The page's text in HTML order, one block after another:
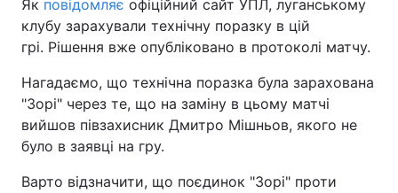
Як повідомляє офіційний сайт УПЛ, луганському
клубу зарахували технічну поразку в цій
грі. Рішення вже опубліковано в протоколі матчу.
Нагадаємо, що технічна поразка була зарахована
"Зорі" через те, що на заміну в цьому матчі
вийшов півзахисник Дмитро Мішньов, якого не
було в заявці на гру.
Варто відзначити, що поєдинок "Зорі" проти